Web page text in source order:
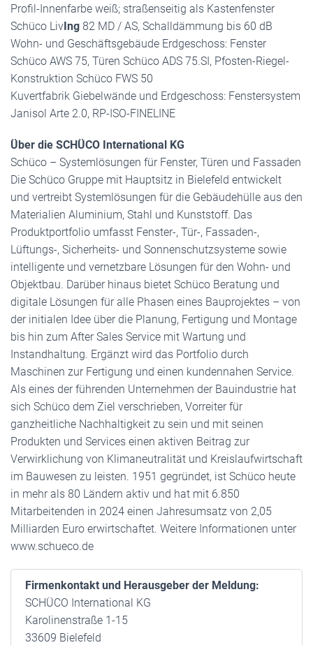
Profil-Innenfarbe weiß; straßenseitig als Kastenfenster
Schüco LivIng 82 MD / AS, Schalldämmung bis 60 dB
Wohn- und Geschäftsgebäude Erdgeschoss: Fenster
Schüco AWS 75, Türen Schüco ADS 75.SI, Pfosten-Riegel-
Konstruktion Schüco FWS 50
Kuvertfabrik Giebelwände und Erdgeschoss: Fenstersystem
Janisol Arte 2.0, RP-ISO-FINELINE
Über die SCHÜCO International KG
Schüco – Systemlösungen für Fenster, Türen und Fassaden
Die Schüco Gruppe mit Hauptsitz in Bielefeld entwickelt
und vertreibt Systemlösungen für die Gebäudehülle aus den
Materialien Aluminium, Stahl und Kunststoff. Das
Produktportfolio umfasst Fenster-, Tür-, Fassaden-,
Lüftungs-, Sicherheits- und Sonnenschutzsysteme sowie
intelligente und vernetzbare Lösungen für den Wohn- und
Objektbau. Darüber hinaus bietet Schüco Beratung und
digitale Lösungen für alle Phasen eines Bauprojektes – von
der initialen Idee über die Planung, Fertigung und Montage
bis hin zum After Sales Service mit Wartung und
Instandhaltung. Ergänzt wird das Portfolio durch
Maschinen zur Fertigung und einen kundennahen Service.
Als eines der führenden Unternehmen der Bauindustrie hat
sich Schüco dem Ziel verschrieben, Vorreiter für
ganzheitliche Nachhaltigkeit zu sein und mit seinen
Produkten und Services einen aktiven Beitrag zur
Verwirklichung von Klimaneutralität und Kreislaufwirtschaft
im Bauwesen zu leisten. 1951 gegründet, ist Schüco heute
in mehr als 80 Ländern aktiv und hat mit 6.850
Mitarbeitenden in 2024 einen Jahresumsatz von 2,05
Milliarden Euro erwirtschaftet. Weitere Informationen unter
www.schueco.de
Firmenkontakt und Herausgeber der Meldung:
SCHÜCO International KG
Karolinenstraße 1-15
33609 Bielefeld